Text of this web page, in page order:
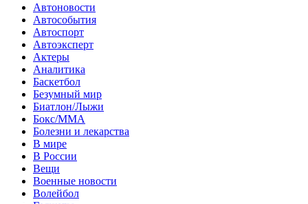
Автоновости
Автособытия
Автоспорт
Автоэксперт
Актеры
Аналитика
Баскетбол
Безумный мир
Биатлон/Лыжи
Бокс/MMA
Болезни и лекарства
В мире
В России
Вещи
Военные новости
Волейбол